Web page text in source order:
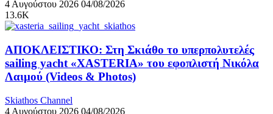
4 Αυγούστου 2026 04/08/2026
13.6K
ΑΠΟΚΛΕΙΣΤΙΚΟ: Στη Σκιάθο το υπερπολυτελές
sailing yacht «XASTERIA» του εφοπλιστή Νικόλα
Λαιμού (Videos & Photos)
Skiathos Channel
4 Αυγούστου 2026 04/08/2026